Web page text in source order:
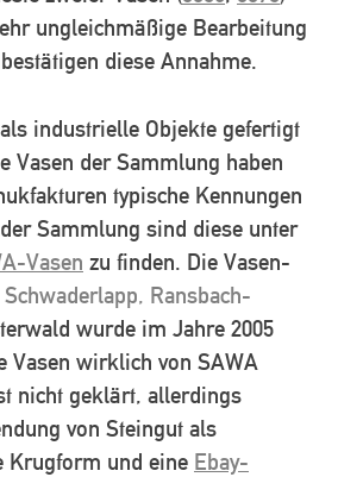
ungleichmäßige Bearbeitung
diese Annahme.
industrielle Objekte gefertigt
Vasen der Sammlung haben
typische Kennungen
Sammlung sind diese unter
Vasen zu finden. Die Vasen-
Ransbach-
wurde im Jahre 2005
Vasen wirklich von SAWA
nicht geklärt, allerdings
von Steingut als
Krugform und eine Ebay-